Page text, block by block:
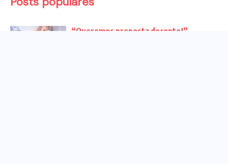
“Queremos proposta decente!”